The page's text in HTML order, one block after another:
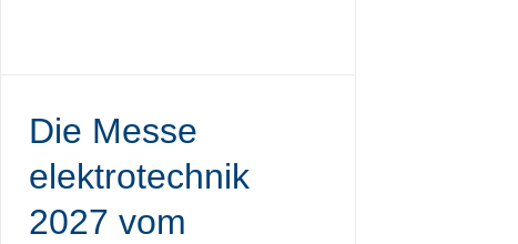
Die Messe
elektrotechnik
2027 vom